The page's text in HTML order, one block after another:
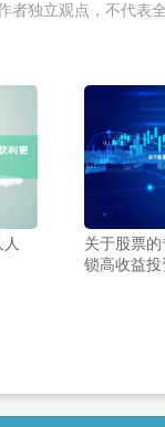
者独立观点，不代表
关于股票
锁高收益